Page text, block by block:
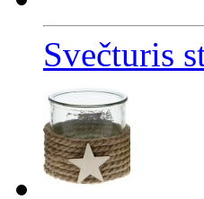
Svečturis